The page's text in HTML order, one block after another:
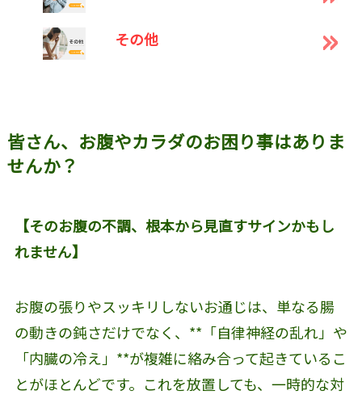
その他
皆さん、お腹やカラダのお困り事はありま
せんか？
【そのお腹の不調、根本から見直すサインかもし
れません】
お腹の張りやスッキリしないお通じは、単なる腸
の動きの鈍さだけでなく、**「自律神経の乱れ」や
「内臓の冷え」**が複雑に絡み合って起きているこ
とがほとんどです。これを放置しても、一時的な対